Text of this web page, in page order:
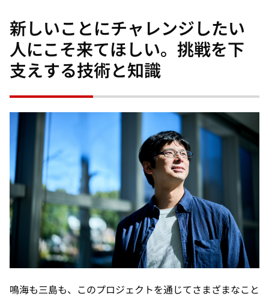
新しいことにチャレンジしたい
人にこそ来てほしい。挑戦を下
支えする技術と知識
鳴海も三島も、このプロジェクトを通じてさまざまなこと